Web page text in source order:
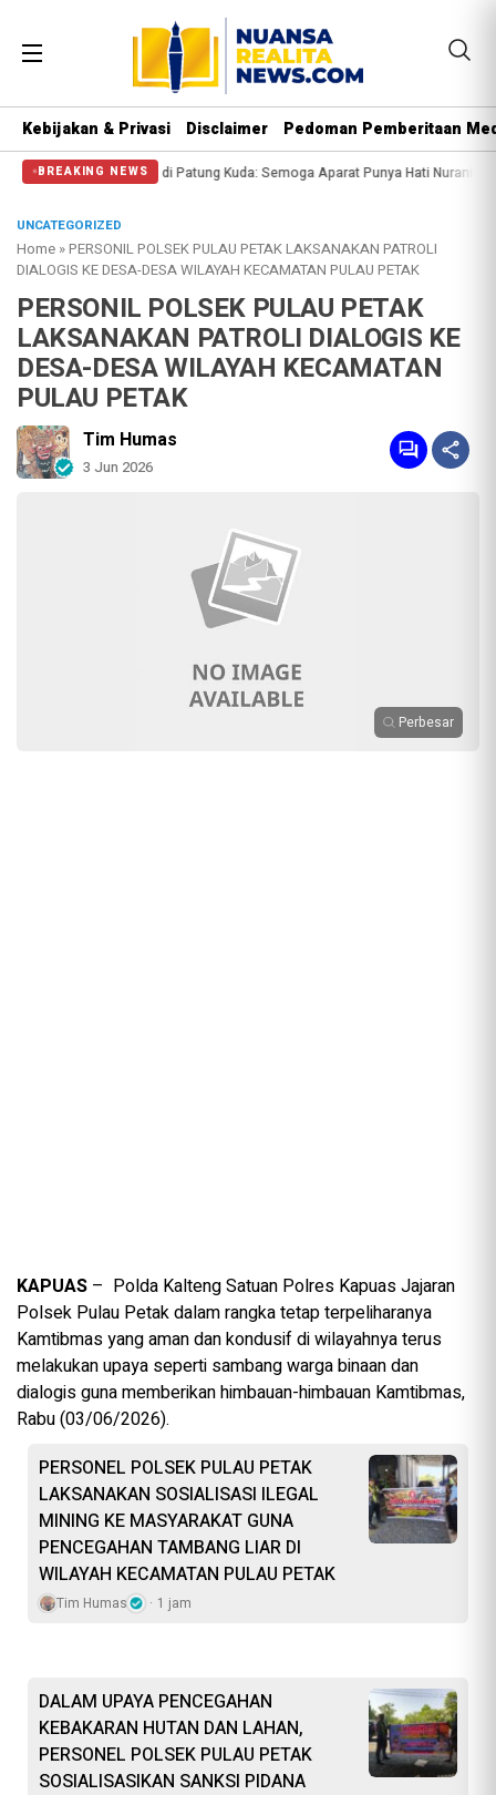
Kebijakan & Privasi Disclaimer Pedoman Pemberitaan
BREAKING NEWS
Kuda: Semoga Aparat Punya Hati Nurani Massa Reuni 212 Hanya
UNCATEGORIZED
Home »PERSONIL POLSEK PULAU PETAK LAKSANAKAN PATROLI
DIALOGIS KE DESA-DESA WILAYAH KECAMATAN PULAU PETAK
PERSONIL POLSEK PULAU PETAK
LAKSANAKAN PATROLI DIALOGIS KE
DESA-DESA WILAYAH KECAMATAN
PULAU PETAK
Tim Humas
3 Jun 2026
Perbesar
KAPUAS – Polda Kalteng Satuan Polres Kapuas Jajaran
Polsek Pulau Petak dalam rangka tetap terpeliharanya
Kamtibmas yang aman dan kondusif di wilayahnya terus
melakukan upaya seperti sambang warga binaan dan
dialogis guna memberikan himbauan-himbauan Kamtibmas,
Rabu (03/06/2026).
PERSONEL POLSEK PULAU PETAK
LAKSANAKAN SOSIALISASI ILEGAL
MINING KE MASYARAKAT GUNA
PENCEGAHAN TAMBANG LIAR DI
WILAYAH KECAMATAN PULAU PETAK
Tim Humas 1 jam
DALAM UPAYA PENCEGAHAN
KEBAKARAN HUTAN DAN LAHAN,
PERSONEL POLSEK PULAU PETAK
SOSIALISASIKAN SANKSI PIDANA